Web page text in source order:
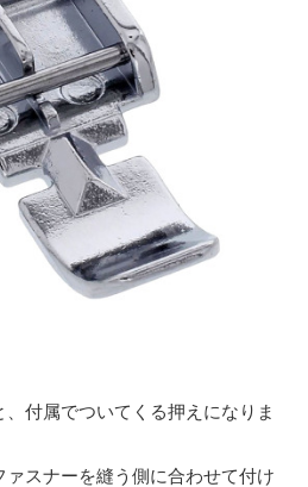
付属でついてくる押えになりま
スナーを縫う側に合わせて付け